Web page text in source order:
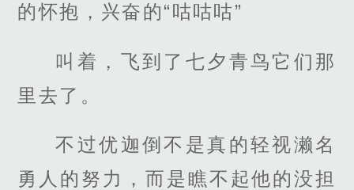
的怀抱，兴奋的“咕咕咕”
叫着，飞到了七夕青鸟它们那
里去了。
不过优迦倒不是真的轻视濑名
勇人的努力，而是瞧不起他的没担